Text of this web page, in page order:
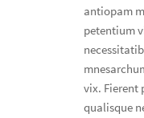
antiopam
petentium
vix. Fierent
qualisque